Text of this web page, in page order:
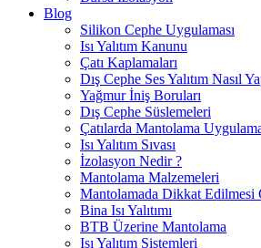
Blog
Silikon Cephe Uygulaması
Isı Yalıtım Kanunu
Çatı Kaplamaları
Dış Cephe Ses Yalıtım Nasıl
Yağmur İniş Boruları
Dış Cephe Süslemeleri
Çatılarda Mantolama
Isı Yalıtım Sıvası
İzolasyon Nedir ?
Mantolama Malzemeleri
Mantolamada Dikkat Edilmesi
Bina Isı Yalıtımı
BTB Üzerine Mantolama
Isı Yalıtım Sistemleri